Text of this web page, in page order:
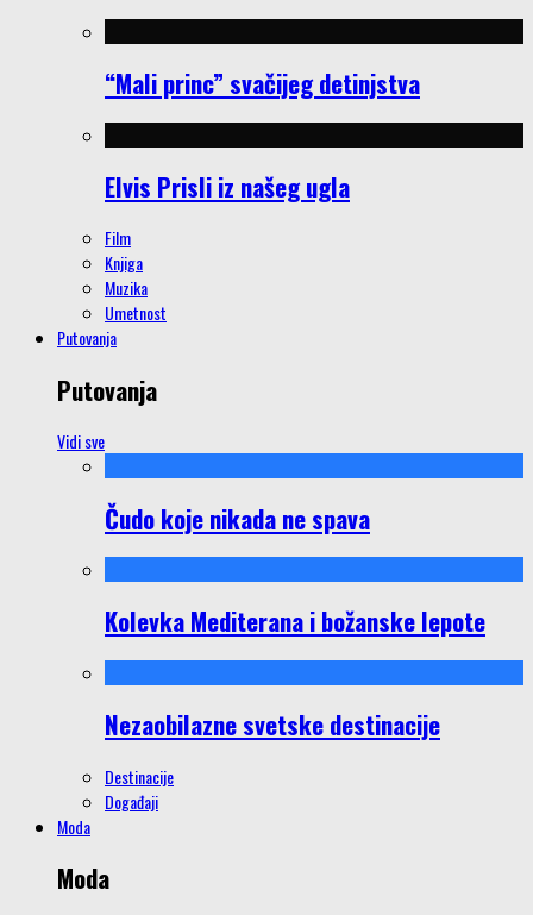
“Mali princ” svačijeg detinjstva
Elvis Prisli iz našeg ugla
Film
Knjiga
Muzika
Umetnost
Putovanja
Putovanja
Vidi sve
Čudo koje nikada ne spava
Kolevka Mediterana i božanske lepote
Nezaobilazne svetske destinacije
Destinacije
Događaji
Moda
Moda